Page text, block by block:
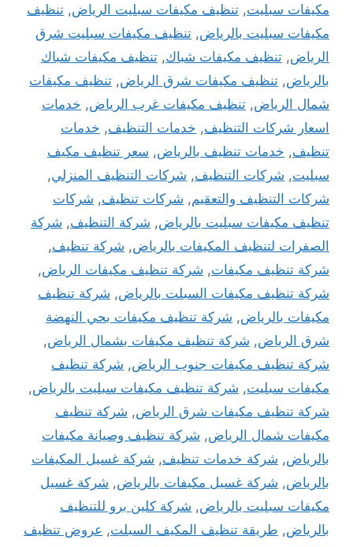
مكيفات سبليت, تنظيف مكيفات سبليت الرياض, تنظيف
مكيفات سبليت بالرياض, تنظيف مكيفات سبليت شرق
الرياض, تنظيف مكيفات شباك, تنظيف مكيفات شباك
بالرياض, تنظيف مكيفات شرق الرياض, تنظيف مكيفات
شمال الرياض, تنظيف مكيفات غرب الرياض, خدمات
اسعار شركات التنظيف, خدمات التنظيف, خدمات
تنظيف, خدمات تنظيف بالرياض, سعر تنظيف مكيف
سبليت, شركات التنظيف, شركات التنظيف المنزلي,
شركات التنظيف والتعقيم, شركات تنظيف, شركات
تنظيف مكيفات سبليت بالرياض, شركة التنظيف, شركة
الصفرات لتنظيف المكيفات بالرياض, شركة تنظيف,
شركة تنظيف مكيفات, شركة تنظيف مكيفات الرياض,
شركة تنظيف مكيفات السبلت بالرياض, شركة تنظيف
مكيفات بالرياض, شركة تنظيف مكيفات بحي النهضة
شرق الرياض, شركة تنظيف مكيفات بشمال الرياض,
شركة تنظيف مكيفات جنوب الرياض, شركة تنظيف
مكيفات سبليت, شركة تنظيف مكيفات سبليت بالرياض,
شركة تنظيف مكيفات شرق الرياض, شركة تنظيف
مكيفات شمال الرياض, شركة تنظيف وصيانة مكيفات
بالرياض, شركة خدمات تنظيف, شركة غسيل المكيفات
بالرياض, شركة غسيل مكيفات بالرياض, شركة غسيل
مكيفات سبليت بالرياض, شركة كلين برو للتنظيف
بالرياض, طريقة تنظيف المكيف السبلت, عروض تنظيف